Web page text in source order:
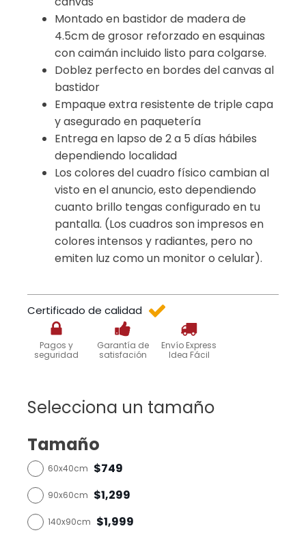
Montado en bastidor de madera de
4.5cm de grosor reforzado en esquinas
con caimán incluido listo para colgarse.
Doblez perfecto en bordes del canvas al
bastidor
Empaque extra resistente de triple capa
y asegurado en paquetería
Entrega en lapso de 2 a 5 días hábiles
dependiendo localidad
Los colores del cuadro físico cambian al
visto en el anuncio, esto dependiendo
cuanto brillo tengas configurado en tu
pantalla. (Los cuadros son impresos en
colores intensos y radiantes, pero no
emiten luz como un monitor o celular).
Certificado de calidad
Pagos y
seguridad
Garantía de
satisfación
Envío Express
Idea Fácil
Selecciona un tamaño
Tamaño
60x40cm $749
90x60cm $1,299
140x90cm $1,999